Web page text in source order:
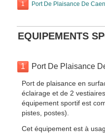
1 Port De Plaisance De Caen
EQUIPEMENTS
1 Port De Plaisance
Port de plaisance en
éclairage et de 2
équipement sportif est
pistes, postes).
Cet équipement est à